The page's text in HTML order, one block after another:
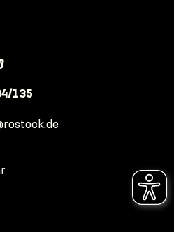
135